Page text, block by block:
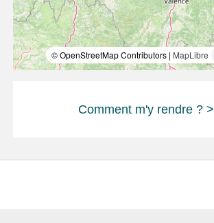
© OpenStreetMap Contributors | MapLibre
Comment m'y rendre ? >